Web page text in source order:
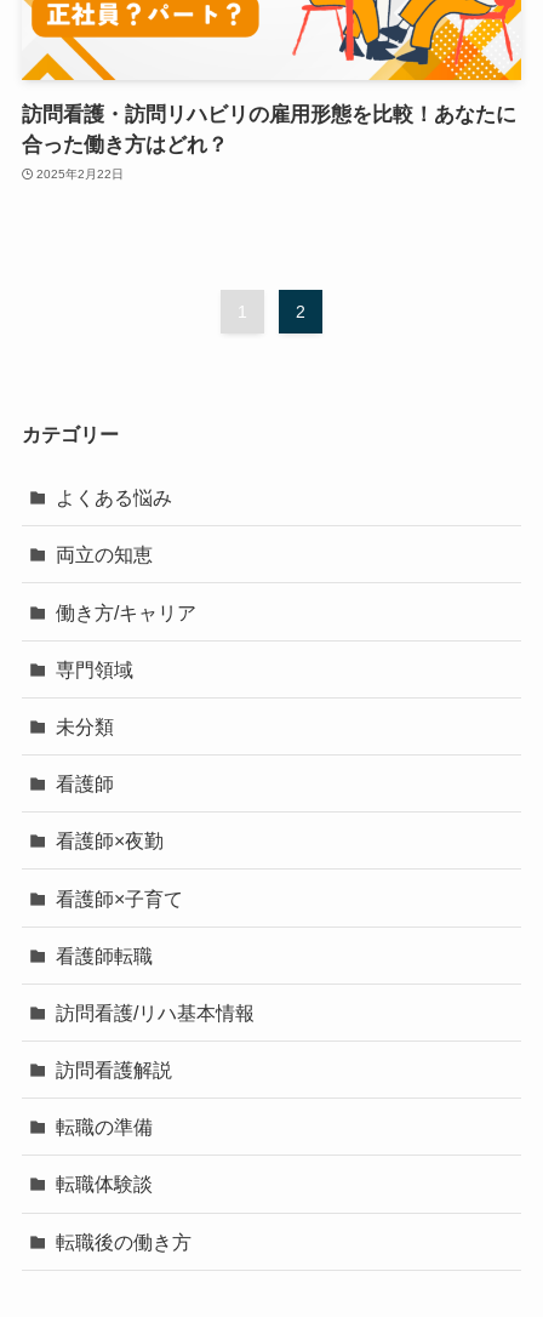
訪問看護・訪問リハビリの雇用形態を比較！あなたに
合った働き方はどれ？
2025年2月22日
1 2
カテゴリー
よくある悩み
両立の知恵
働き方/キャリア
専門領域
未分類
看護師
看護師×夜勤
看護師×子育て
看護師転職
訪問看護/リハ基本情報
訪問看護解説
転職の準備
転職体験談
転職後の働き方